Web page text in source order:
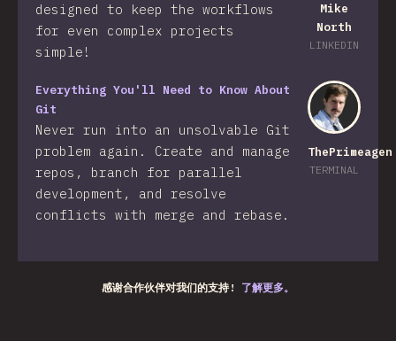
Mike
North
LINKEDIN
designed to keep the workflows
for even complex projects
simple!
ThePrimeagen
TERMINAL
Everything You'll Need to Know About
Git
Never run into an unsolvable Git
problem again. Create and manage
repos, branch for parallel
development, and resolve
conflicts with merge and rebase.
感谢合作伙伴对我们的支持! 了解更多。